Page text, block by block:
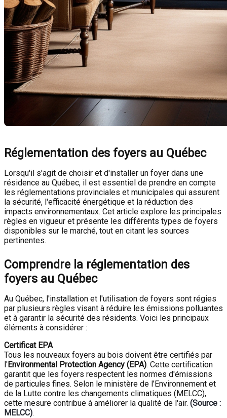
Réglementation des foyers au Québec
Lorsqu'il s'agit de choisir et d'installer un foyer dans une
résidence au Québec, il est essentiel de prendre en compte
les réglementations provinciales et municipales qui assurent
la sécurité, l'efficacité énergétique et la réduction des
impacts environnementaux. Cet article explore les principales
règles en vigueur et présente les différents types de foyers
disponibles sur le marché, tout en citant les sources
pertinentes.
Comprendre la réglementation des
foyers au Québec
Au Québec, l'installation et l'utilisation de foyers sont régies
par plusieurs règles visant à réduire les émissions polluantes
et à garantir la sécurité des résidents. Voici les principaux
éléments à considérer :
Certificat EPA
Tous les nouveaux foyers au bois doivent être certifiés par
l'Environmental Protection Agency (EPA). Cette certification
garantit que les foyers respectent les normes d'émissions
de particules fines. Selon le ministère de l’Environnement et
de la Lutte contre les changements climatiques (MELCC),
cette mesure contribue à améliorer la qualité de l'air. (Source :
MELCC).